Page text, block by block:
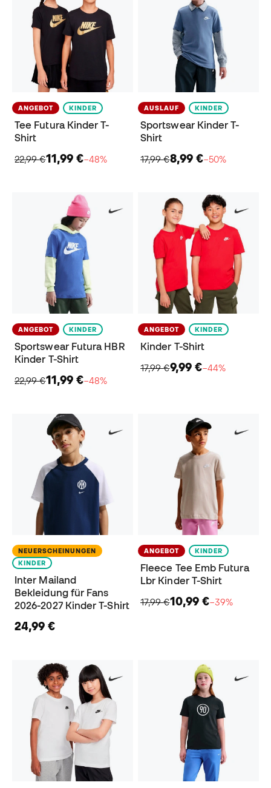
ANGEBOT KINDER
Tee Futura Kinder T-
Shirt
22,99 €11,99 €−48%
AUSLAUF KINDER
Sportswear Kinder T-
Shirt
17,99 €8,99 €−50%
ANGEBOT KINDER
Sportswear Futura HBR
Kinder T-Shirt
22,99 €11,99 €−48%
ANGEBOT KINDER
Kinder​ T-Shirt
17,99 €9,99 €−44%
NEUERSCHEINUNGEN
KINDER
Inter Mailand
Bekleidung für Fans
2026-2027 Kinder T-Shirt
24,99 €
ANGEBOT KINDER
Fleece Tee Emb Futura
Lbr Kinder T-Shirt
17,99 €10,99 €−39%